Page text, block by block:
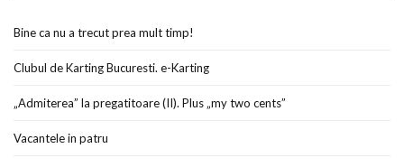
Bine ca nu a trecut prea mult timp!
Clubul de Karting Bucuresti. e-Karting
„Admiterea” la pregatitoare (II). Plus „my two cents”
Vacantele in patru